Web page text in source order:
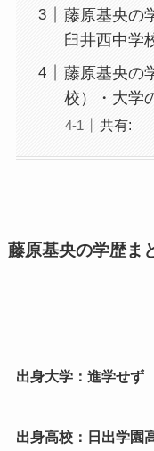
藤原基央の
臼井西中学
藤原基央の
校）・大学
共有:
藤原基央の学歴ま
出身大学：進学せず
出身高校：日出学園